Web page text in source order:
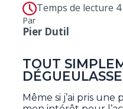
Temps de lecture
Par
Pier Dutil
TOUT
DÉGUEULASSE
Même si j’ai pris une